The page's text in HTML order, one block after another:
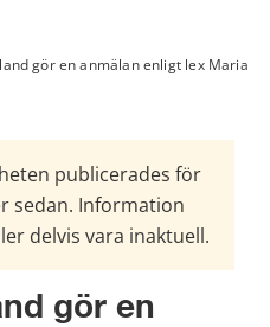
gör en anmälan enligt lex Maria
publicerades för
sedan. Information
delvis vara inaktuell.
gör en